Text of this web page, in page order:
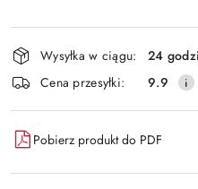
Dostępność
i
dostawa
Wysyłka w ciągu:
24
Cena przesyłki:
9.9
Pobierz produkt do PDF